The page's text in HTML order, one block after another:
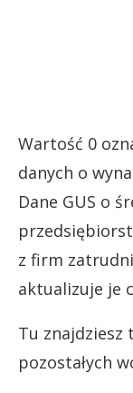
Wartość 0
danych o
Dane GUS o
z firm
aktualizuje je
Tu znajdziesz
pozostałych